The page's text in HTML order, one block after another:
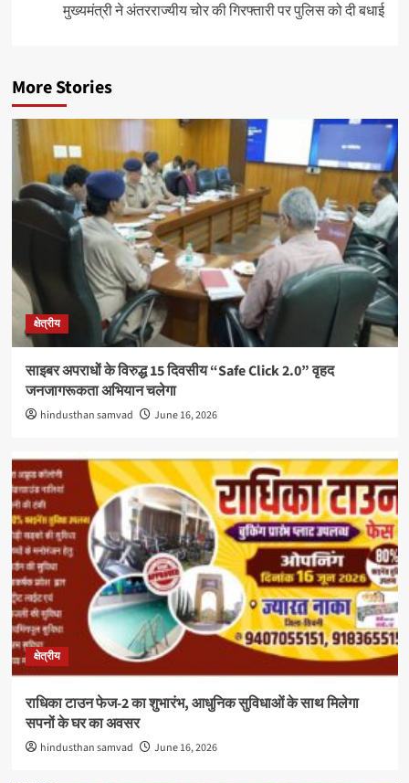
मुख्यमंत्री ने अंतरराज्यीय चोर की गिरफ्तारी पर पुलिस को दी बधाई
More Stories
क्षेत्रीय
साइबर अपराधों के विरुद्ध 15 दिवसीय “Safe Click 2.0” वृहद
जनजागरूकता अभियान चलेगा
hindusthan samvad June 16, 2026
क्षेत्रीय
राधिका टाउन फेज-2 का शुभारंभ, आधुनिक सुविधाओं के साथ मिलेगा
सपनों के घर का अवसर
hindusthan samvad June 16, 2026